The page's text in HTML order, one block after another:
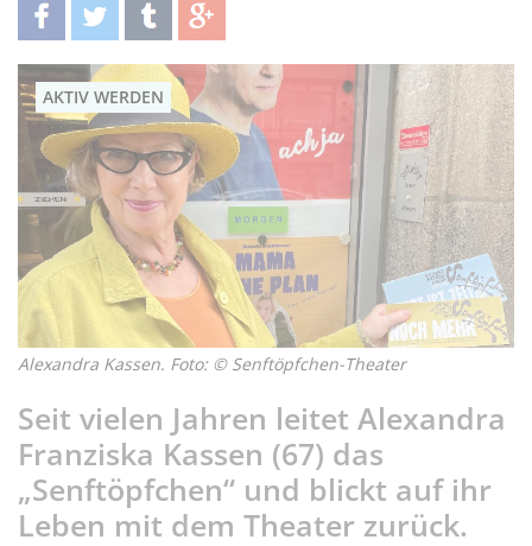
teilentwittern teilen teilen
AKTIV WERDEN
Alexandra Kassen. Foto: © Senftöpfchen-Theater
Seit vielen Jahren leitet Alexandra
Franziska Kassen (67) das
„Senftöpfchen“ und blickt auf ihr
Leben mit dem Theater zurück.